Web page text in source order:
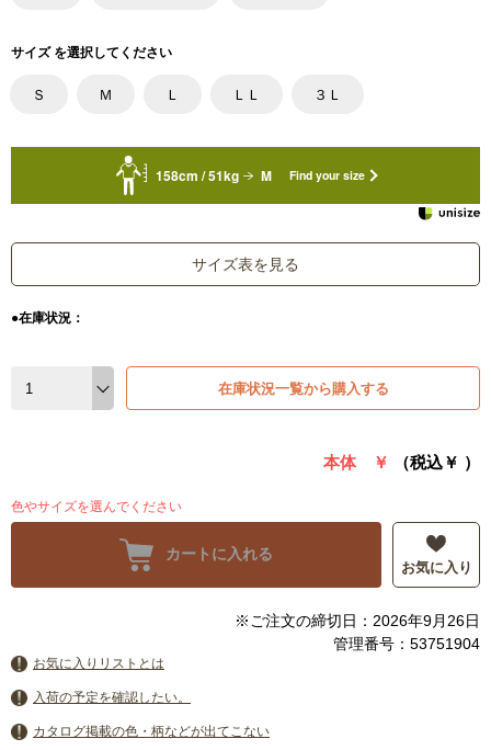
サイズ を選択してください
Ｓ Ｍ Ｌ ＬＬ ３Ｌ
158cm / 51kg M Find your size
サイズ表を見る
●在庫状況：
在庫状況一覧から購入する
本体 ￥ （税込￥ ）
色やサイズを選んでください
カートに入れる
お気に入り
※ご注文の締切日：2026年9月26日
管理番号：53751904
お気に入りリストとは
入荷の予定を確認したい。
カタログ掲載の色・柄などが出てこない